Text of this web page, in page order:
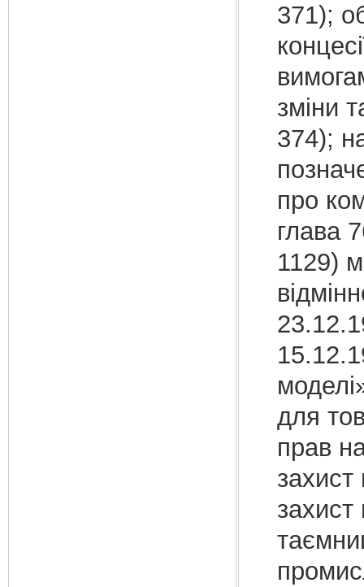
371);
зміни
374);
про
глава
1129)
для
прав
захист
захист